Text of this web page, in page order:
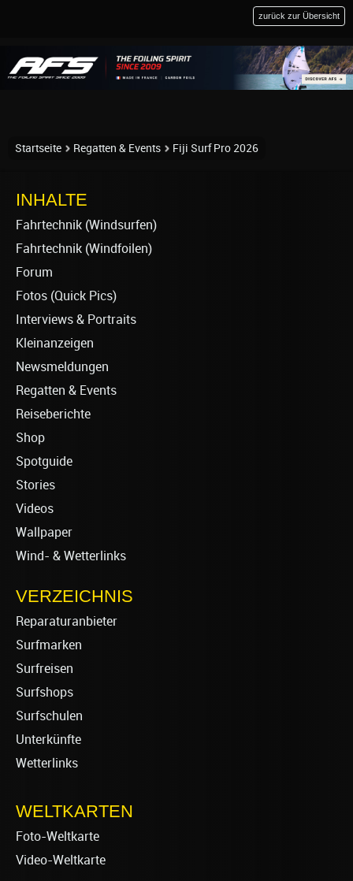
zurück zur Übersicht
Startseite Regatten & Events Fiji Surf Pro 2026
INHALTE
Fahrtechnik (Windsurfen)
Fahrtechnik (Windfoilen)
Forum
Fotos (Quick Pics)
Interviews & Portraits
Kleinanzeigen
Newsmeldungen
Regatten & Events
Reiseberichte
Shop
Spotguide
Stories
Videos
Wallpaper
Wind- & Wetterlinks
VERZEICHNIS
Reparaturanbieter
Surfmarken
Surfreisen
Surfshops
Surfschulen
Unterkünfte
Wetterlinks
WELTKARTEN
Foto-Weltkarte
Video-Weltkarte